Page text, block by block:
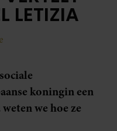
LETIZIA
koningin een
we hoe ze